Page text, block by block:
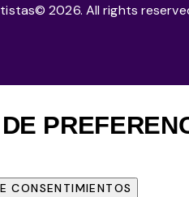
© 2026. All rights
CONSENTIMIENTOS